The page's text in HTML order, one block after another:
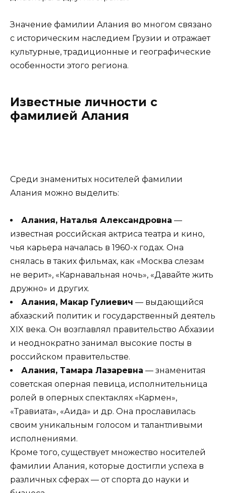
Значение фамилии Алания во многом связано
с историческим наследием Грузии и отражает
культурные, традиционные и географические
особенности этого региона.
Известные личности с
фамилией Алания
Среди знаменитых носителей фамилии
Алания можно выделить:
Алания, Наталья Александровна —
известная российская актриса театра и кино,
чья карьера началась в 1960-х годах. Она
снялась в таких фильмах, как «Москва слезам
не верит», «Карнавальная ночь», «Давайте жить
дружно» и других.
Алания, Макар Гулиевич — выдающийся
абхазский политик и государственный деятель
XIX века. Он возглавлял правительство Абхазии
и неоднократно занимал высокие посты в
российском правительстве.
Алания, Тамара Лазаревна — знаменитая
советская оперная певица, исполнительница
ролей в оперных спектаклях «Кармен»,
«Травиата», «Аида» и др. Она прославилась
своим уникальным голосом и талантливыми
исполнениями.
Кроме того, существует множество носителей
фамилии Алания, которые достигли успеха в
различных сферах — от спорта до науки и